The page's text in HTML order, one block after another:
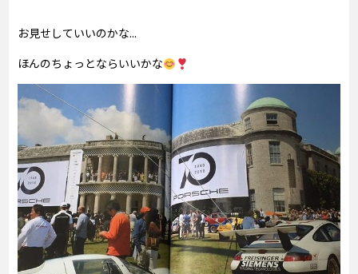
お見せしていいのかな...
ほんのちょっとならいいかな